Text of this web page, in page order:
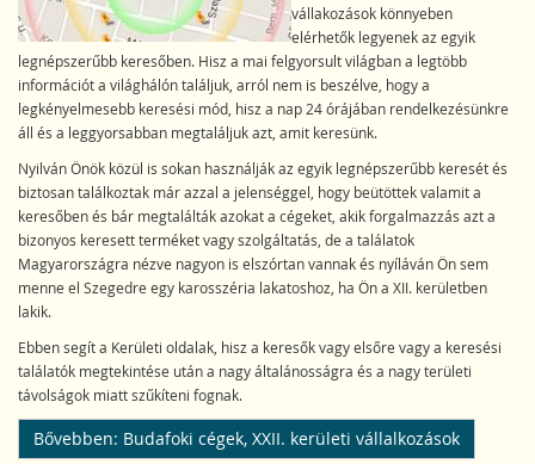
vállakozások könnyeben
elérhetők legyenek az egyik
legnépszerűbb keresőben. Hisz a mai felgyorsult világban a legtöbb
információt a világhálón találjuk, arról nem is beszélve, hogy a
legkényelmesebb keresési mód, hisz a nap 24 órájában rendelkezésünkre
áll és a leggyorsabban megtaláljuk azt, amit keresünk.
Nyilván Önök közül is sokan használják az egyik legnépszerűbb keresét és
biztosan találkoztak már azzal a jelenséggel, hogy beütöttek valamit a
keresőben és bár megtalálták azokat a cégeket, akik forgalmazzás azt a
bizonyos keresett terméket vagy szolgáltatás, de a találatok
Magyarországra nézve nagyon is elszórtan vannak és nyíláván Ön sem
menne el Szegedre egy karosszéria lakatoshoz, ha Ön a XII. kerületben
lakik.
Ebben segít a Kerületi oldalak, hisz a keresők vagy elsőre vagy a keresési
találatók megtekintése után a nagy általánosságra és a nagy területi
távolságok miatt szűkíteni fognak.
Bővebben: Budafoki cégek, XXII. kerületi vállalkozások